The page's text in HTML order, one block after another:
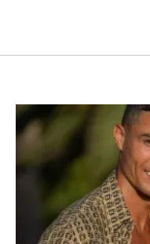
تمنحك فخامة
الاستثنائية للبيع في